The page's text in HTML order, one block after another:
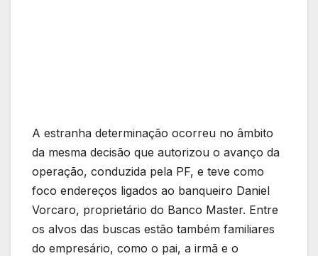
A estranha determinação ocorreu no âmbito
da mesma decisão que autorizou o avanço da
operação, conduzida pela PF, e teve como
foco endereços ligados ao banqueiro Daniel
Vorcaro, proprietário do Banco Master. Entre
os alvos das buscas estão também familiares
do empresário, como o pai, a irmã e o